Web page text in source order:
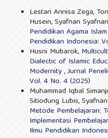
Lestari Annisa Zega,
Husein, Syafnan
Pendidikan Agama Islam
Pendidikan Indonesia:
Husni Mubarok,
Dialectic of Islamic
Modernity,Jurnal
Vol. 4 No. 4 (2025)
Muhammad Iqbal
Sitiodung Lubis,
Metode Pembelajaran:
Implementasi
Ilmu Pendidikan